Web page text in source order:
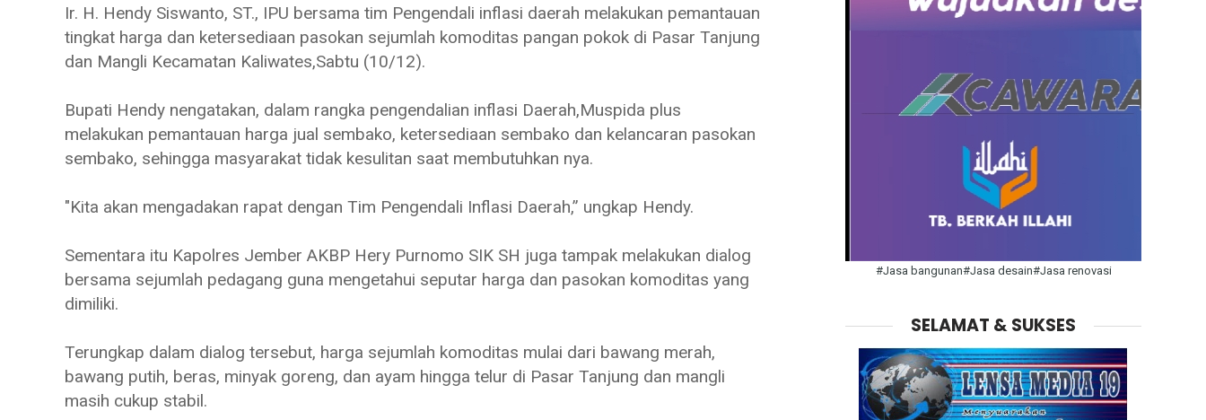
Ir. H. Hendy Siswanto, ST., IPU bersama tim Pengendali inflasi daerah melakukan pemantauan
tingkat harga dan ketersediaan pasokan sejumlah komoditas pangan pokok di Pasar Tanjung
dan Mangli Kecamatan Kaliwates,Sabtu (10/12).
Bupati Hendy nengatakan, dalam rangka pengendalian inflasi Daerah,Muspida plus
melakukan pemantauan harga jual sembako, ketersediaan sembako dan kelancaran pasokan
sembako, sehingga masyarakat tidak kesulitan saat membutuhkan nya.
"Kita akan mengadakan rapat dengan Tim Pengendali Inflasi Daerah,” ungkap Hendy.
Sementara itu Kapolres Jember AKBP Hery Purnomo SIK SH juga tampak melakukan dialog
bersama sejumlah pedagang guna mengetahui seputar harga dan pasokan komoditas yang
dimiliki.
Terungkap dalam dialog tersebut, harga sejumlah komoditas mulai dari bawang merah,
bawang putih, beras, minyak goreng, dan ayam hingga telur di Pasar Tanjung dan mangli
masih cukup stabil.
#Jasa bangunan#Jasa desain#Jasa renovasi
SELAMAT & SUKSES